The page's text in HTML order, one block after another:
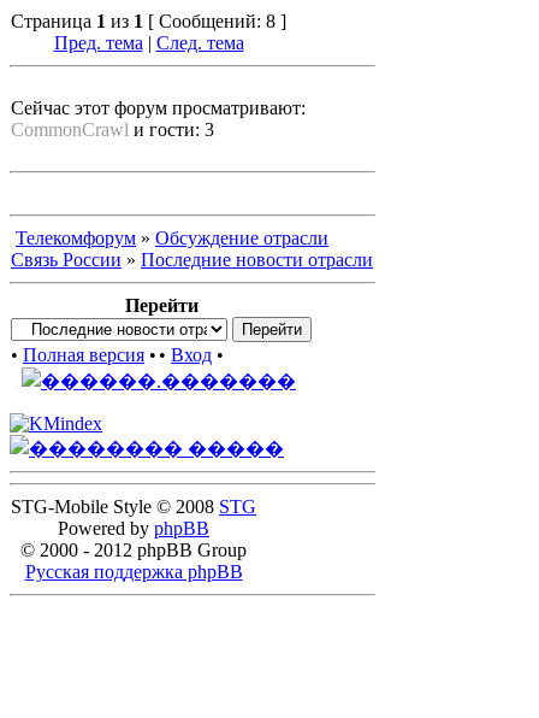
Страница 1 из 1 [ Сообщений: 8 ]
Пред. тема | След. тема
Сейчас этот форум просматривают:
CommonCrawl и гости: 3
Телекомфорум » Обсуждение отрасли
Связь России » Последние новости отрасли
Перейти
• Полная версия • • Вход •
STG-Mobile Style © 2008 STG
Powered by phpBB
© 2000 - 2012 phpBB Group
Русская поддержка phpBB